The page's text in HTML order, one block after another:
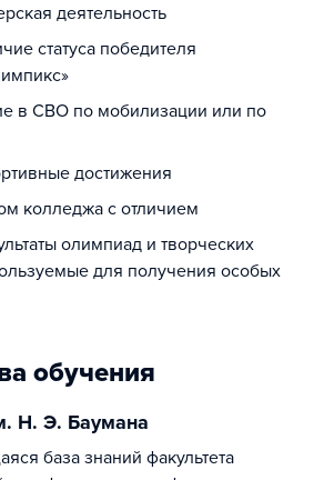
деятельность
статуса победителя
в СВО по мобилизации или по
достижения
колледжа с отличием
олимпиад и творческих
для получения особых
обучения
Н. Э. Баумана